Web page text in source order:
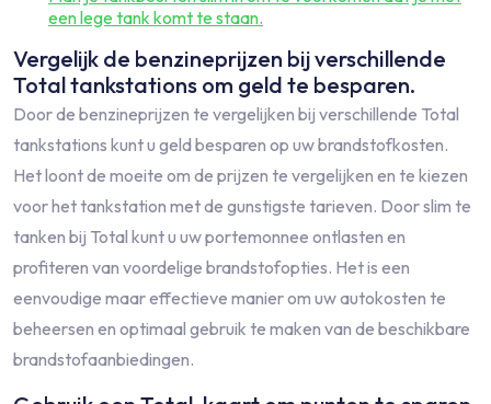
een lege tank komt te staan.
Vergelijk de benzineprijzen bij verschillende
Total tankstations om geld te besparen.
Door de benzineprijzen te vergelijken bij verschillende Total
tankstations kunt u geld besparen op uw brandstofkosten.
Het loont de moeite om de prijzen te vergelijken en te kiezen
voor het tankstation met de gunstigste tarieven. Door slim te
tanken bij Total kunt u uw portemonnee ontlasten en
profiteren van voordelige brandstofopties. Het is een
eenvoudige maar effectieve manier om uw autokosten te
beheersen en optimaal gebruik te maken van de beschikbare
brandstofaanbiedingen.